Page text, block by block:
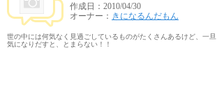
作成日： 2010/04/30
オーナー： きになるんだもん
世の中には何気なく見過ごしているものがたくさんあるけど、一旦
気になりだすと、とまらない！！